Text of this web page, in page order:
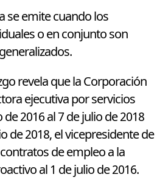
se emite cuando los
o en conjunto son
revela que la Corporación
ejecutiva por servicios
2016 al 7 de julio de 2018
de 2018, el vicepresidente de
de empleo a la
al 1 de julio de 2016.